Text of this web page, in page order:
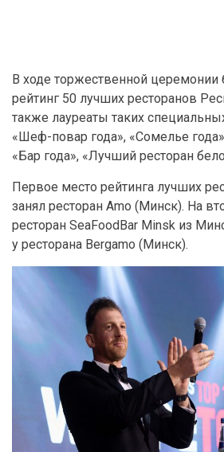
В ходе торжественной
рейтинг 50 лучших ресторанов
также лауреаты таких
«Шеф-повар года», «Сомелье
«Бар года», «Лучший ресторан
Первое место рейтинга лучших
занял ресторан Amo (Минск). На
ресторан SeaFoodBar Minsk из
у ресторана Bergamo (Минск).